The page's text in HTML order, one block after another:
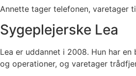
Annette tager telefonen, varetager
Sygeplejerske Lea
Lea er uddannet i 2008. Hun har
og operationer, og varetager